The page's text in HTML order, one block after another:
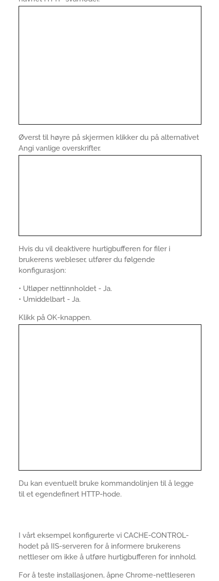
Øverst til høyre på skjermen klikker du på alternativet
Angi vanlige overskrifter.
Hvis du vil deaktivere hurtigbufferen for filer i
brukerens webleser, utfører du følgende
konfigurasjon:
• Utløper nettinnholdet - Ja.
• Umiddelbart - Ja.
Klikk på OK-knappen.
Du kan eventuelt bruke kommandolinjen til å legge
til et egendefinert HTTP-hode.
I vårt eksempel konfigurerte vi CACHE-CONTROL-
hodet på IIS-serveren for å informere brukerens
nettleser om ikke å utføre hurtigbufferen for innhold.
For å teste installasjonen, åpne Chrome-nettleseren